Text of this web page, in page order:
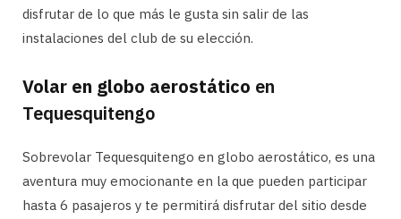
disfrutar de lo que más le gusta sin salir de las
instalaciones del club de su elección.
Volar en globo aerostático en
Tequesquitengo
Sobrevolar Tequesquitengo en globo aerostático, es una
aventura muy emocionante en la que pueden participar
hasta 6 pasajeros y te permitirá disfrutar del sitio desde